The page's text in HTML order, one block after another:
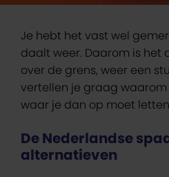
Je hebt het vast wel
daalt weer. Daarom is het
over de grens, weer een
vertellen je graag
waar je dan op moet
De Nederlandse
alternatieven